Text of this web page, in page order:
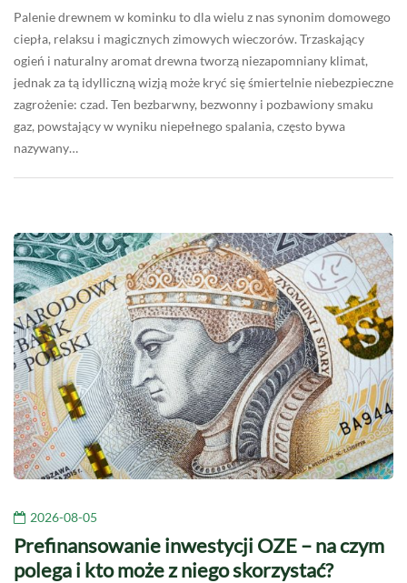
Palenie drewnem w kominku to dla wielu z nas synonim domowego
ciepła, relaksu i magicznych zimowych wieczorów. Trzaskający
ogień i naturalny aromat drewna tworzą niezapomniany klimat,
jednak za tą idylliczną wizją może kryć się śmiertelnie niebezpieczne
zagrożenie: czad. Ten bezbarwny, bezwonny i pozbawiony smaku
gaz, powstający w wyniku niepełnego spalania, często bywa
nazywany…
2026-08-05
Prefinansowanie inwestycji OZE – na czym
polega i kto może z niego skorzystać?